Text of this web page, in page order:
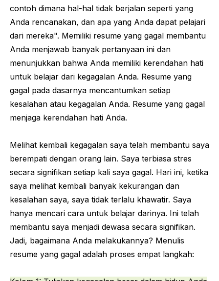
contoh dimana hal-hal tidak berjalan seperti yang
Anda rencanakan, dan apa yang Anda dapat pelajari
dari mereka". Memiliki resume yang gagal membantu
Anda menjawab banyak pertanyaan ini dan
menunjukkan bahwa Anda memiliki kerendahan hati
untuk belajar dari kegagalan Anda. Resume yang
gagal pada dasarnya mencantumkan setiap
kesalahan atau kegagalan Anda. Resume yang gagal
menjaga kerendahan hati Anda.
Melihat kembali kegagalan saya telah membantu saya
berempati dengan orang lain. Saya terbiasa stres
secara signifikan setiap kali saya gagal. Hari ini, ketika
saya melihat kembali banyak kekurangan dan
kesalahan saya, saya tidak terlalu khawatir. Saya
hanya mencari cara untuk belajar darinya. Ini telah
membantu saya menjadi dewasa secara signifikan.
Jadi, bagaimana Anda melakukannya? Menulis
resume yang gagal adalah proses empat langkah: